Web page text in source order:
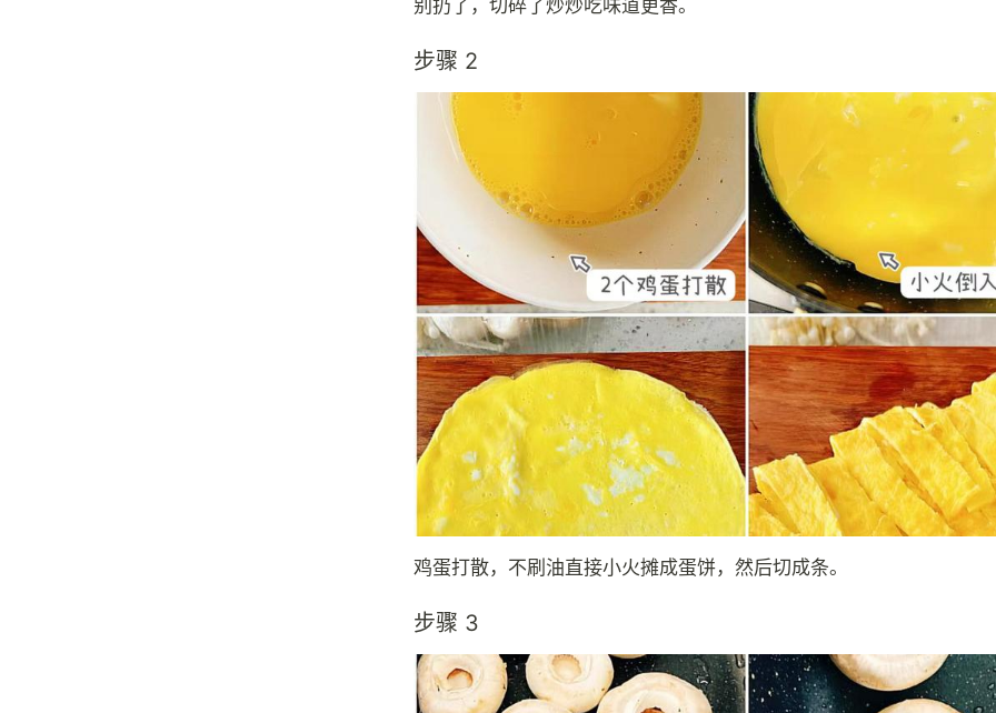
别扔了，切碎了炒炒吃味道更香。
步骤 2
鸡蛋打散，不刷油直接小火摊成蛋饼，然后切成条。
步骤 3